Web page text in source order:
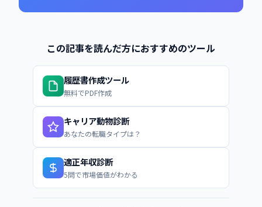
この記事を読んだ方におすすめのツール
履歴書作成ツール
無料でPDF作成
キャリア動物診断
あなたの転職タイプは？
適正年収診断
5問で市場価値がわかる